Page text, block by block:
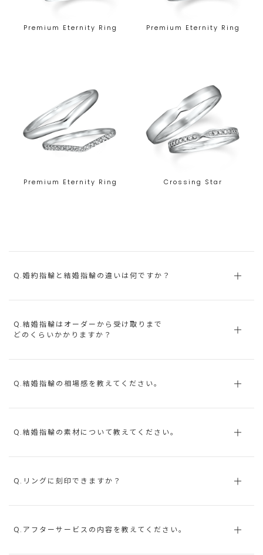
Premium Eternity Ring Premium Eternity Ring
Premium Eternity Ring Crossing Star
Q.婚約指輪と結婚指輪の違いは何ですか？
Q.結婚指輪はオーダーから受け取りまで
どのくらいかかりますか？
Q.結婚指輪の相場感を教えてください。
Q.結婚指輪の素材について教えてください。
Q.リングに刻印できますか？
Q.アフターサービスの内容を教えてください。